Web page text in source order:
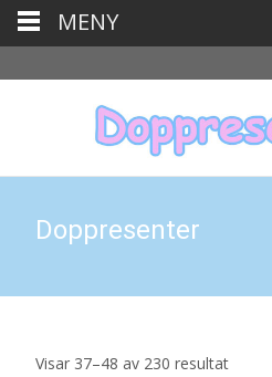
Doppresenter
Visar 37–48 av 230 resultatSortera
MENY